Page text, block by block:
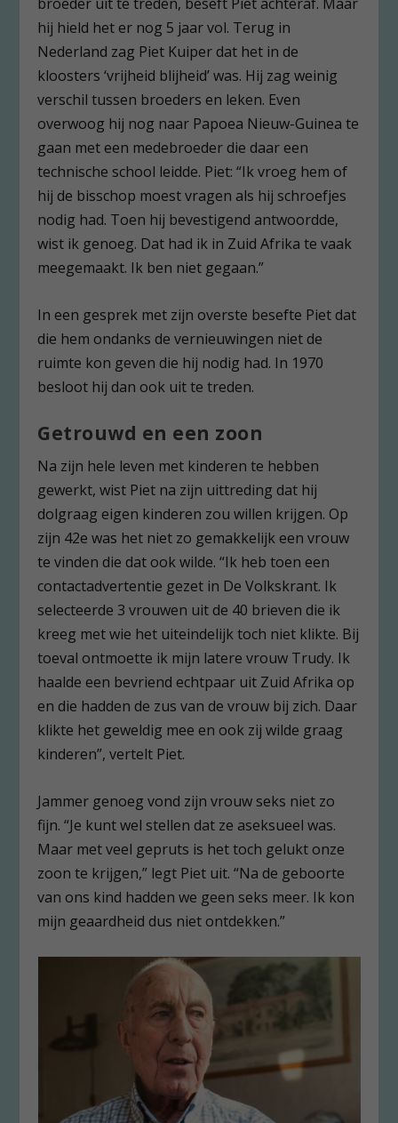
hij hield het er nog 5 jaar vol. Terug in
Nederland zag Piet Kuiper dat het in de
kloosters ‘vrijheid blijheid’ was. Hij zag weinig
verschil tussen broeders en leken. Even
overwoog hij nog naar Papoea Nieuw-Guinea te
gaan met een medebroeder die daar een
technische school leidde. Piet: “Ik vroeg hem of
hij de bisschop moest vragen als hij schroefjes
nodig had. Toen hij bevestigend antwoordde,
wist ik genoeg. Dat had ik in Zuid Afrika te vaak
meegemaakt. Ik ben niet gegaan.”
In een gesprek met zijn overste besefte Piet dat
die hem ondanks de vernieuwingen niet de
ruimte kon geven die hij nodig had. In 1970
besloot hij dan ook uit te treden.
Getrouwd en een zoon
Na zijn hele leven met kinderen te hebben
gewerkt, wist Piet na zijn uittreding dat hij
dolgraag eigen kinderen zou willen krijgen. Op
zijn 42e was het niet zo gemakkelijk een vrouw
te vinden die dat ook wilde. “Ik heb toen een
contactadvertentie gezet in De Volkskrant. Ik
selecteerde 3 vrouwen uit de 40 brieven die ik
kreeg met wie het uiteindelijk toch niet klikte. Bij
toeval ontmoette ik mijn latere vrouw Trudy. Ik
haalde een bevriend echtpaar uit Zuid Afrika op
en die hadden de zus van de vrouw bij zich. Daar
klikte het geweldig mee en ook zij wilde graag
kinderen”, vertelt Piet.
Jammer genoeg vond zijn vrouw seks niet zo
fijn. “Je kunt wel stellen dat ze aseksueel was.
Maar met veel gepruts is het toch gelukt onze
zoon te krijgen,” legt Piet uit. “Na de geboorte
van ons kind hadden we geen seks meer. Ik kon
mijn geaardheid dus niet ontdekken.”